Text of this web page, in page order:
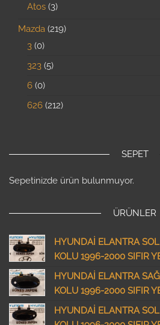
Atos 3
Mazda 219
3 0
323 5
6 0
626 212
SEPET
Sepetinizde ürün bulunmuyor.
ÜRÜNLER
HYUNDAİ ELANTRA
KOLU 1996-2000 SIFIR
HYUNDAİ ELANTRA
KOLU 1996-2000 SIFIR
HYUNDAİ ELANTRA